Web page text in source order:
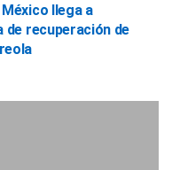
llega a
de recuperación de